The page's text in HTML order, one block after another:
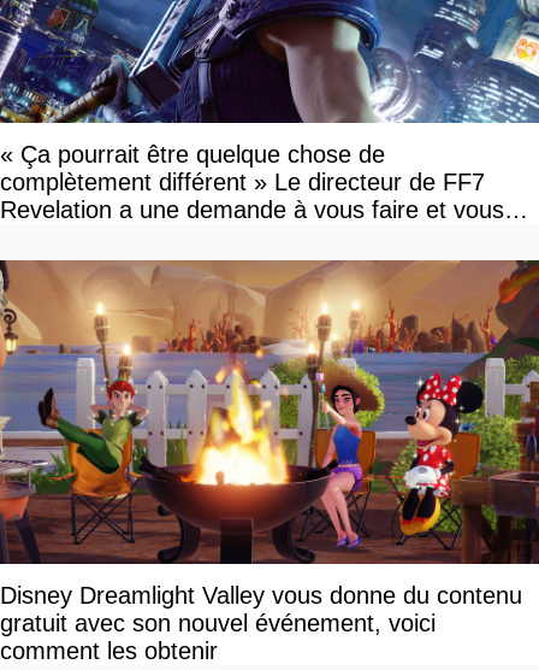
« Ça pourrait être quelque chose de
complètement différent » Le directeur de FF7
Revelation a une demande à vous faire et vous
Disney Dreamlight Valley vous donne du contenu
gratuit avec son nouvel événement, voici
comment les obtenir